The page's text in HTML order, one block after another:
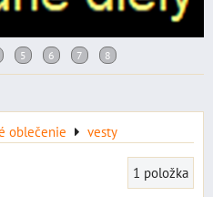
oblečenie vesty
1 položka